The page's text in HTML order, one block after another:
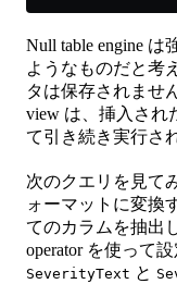
Null table engine は
ようなものだと考
タは保存されませ
view は、挿入され
て引き続き実行さ
次のクエリを見て
ォーマットに変換
てのカラムを抽出
operator を使って
SeverityText と